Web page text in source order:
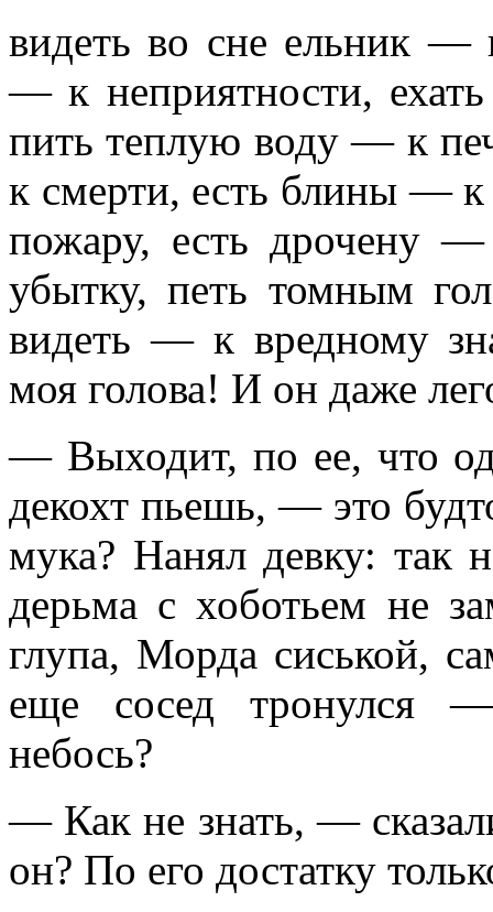
видеть во сне ельник —
— к неприятности,
пить теплую воду — к
к смерти, есть блины —
пожару, есть дрочену
убытку, петь томным
видеть — к вредному
моя голова! И он даже
— Выходит, по ее, что
декохт пьешь, — это
мука? Нанял девку: так
дерьма с хоботьем не
глупа, Морда сиськой,
еще сосед тронулся
небось?
— Как не знать, —
он? По его достатку